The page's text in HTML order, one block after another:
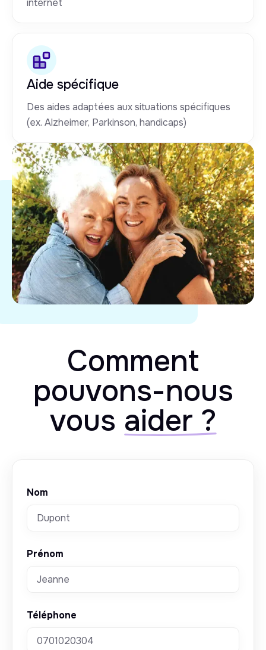
Aide spécifique
Des aides adaptées aux situations spécifiques
(ex. Alzheimer, Parkinson, handicaps)
Comment
pouvons-nous
vous aider ?
Nom
Prénom
Téléphone